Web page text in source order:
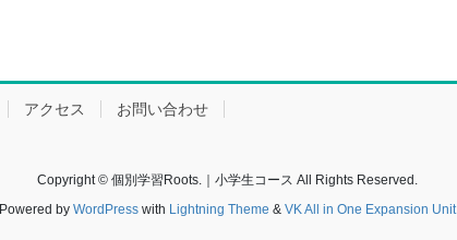
アクセス お問い合わせ
Copyright © 個別学習Roots.｜小学生コース All Rights Reserved.
Powered by WordPresswith Lightning Theme & VK All in One Expansion Unit